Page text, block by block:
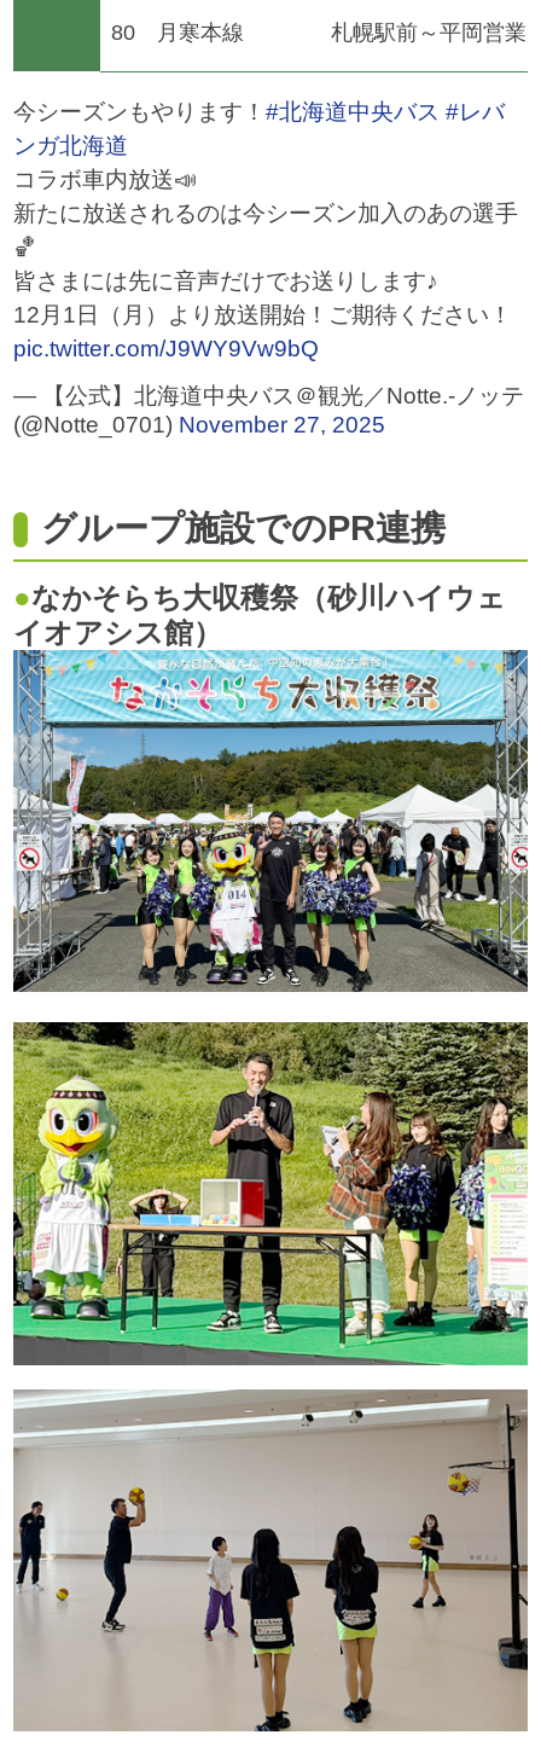
80 月寒本線 札幌駅前～平岡営業
今シーズンもやります！#北海道中央バス #レバ
ンガ北海道
コラボ車内放送📣
新たに放送されるのは今シーズン加入のあの選手
🏀
皆さまには先に音声だけでお送りします♪
12月1日（月）より放送開始！ご期待ください！
pic.twitter.com/J9WY9Vw9bQ
— 【公式】北海道中央バス＠観光／Notte.-ノッテ
(@Notte_0701) November 27, 2025
グループ施設でのPR連携
なかそらち大収穫祭（砂川ハイウェ
イオアシス館）